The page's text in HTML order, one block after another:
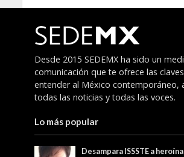
Desde 2015 SEDEMX ha sido un
comunicación que te ofrece las
entender al México contemporáneo,
todas las noticias y todas las voces.
Lo más popular
Desampara ISSSTE a